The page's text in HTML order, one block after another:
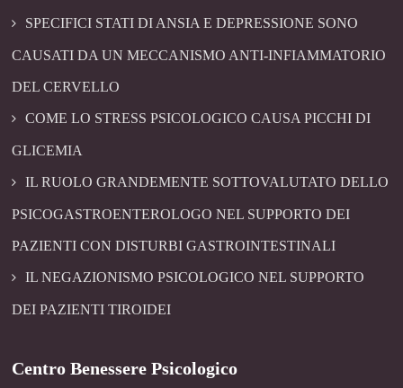
SPECIFICI STATI DI ANSIA E DEPRESSIONE SONO
CAUSATI DA UN MECCANISMO ANTI-INFIAMMATORIO
DEL CERVELLO
COME LO STRESS PSICOLOGICO CAUSA PICCHI DI
GLICEMIA
IL RUOLO GRANDEMENTE SOTTOVALUTATO DELLO
PSICOGASTROENTEROLOGO NEL SUPPORTO DEI
PAZIENTI CON DISTURBI GASTROINTESTINALI
IL NEGAZIONISMO PSICOLOGICO NEL SUPPORTO
DEI PAZIENTI TIROIDEI
Centro Benessere Psicologico